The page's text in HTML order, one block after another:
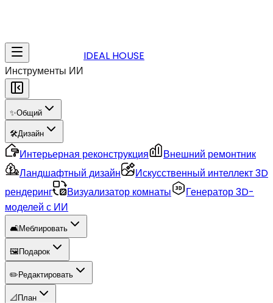
IDEAL HOUSE
Инструменты ИИ
✨Общий
🛠️Дизайн
Интерьерная реконструкция
Внешний ремонтник
Ландшафтный дизайн
Искусственный интеллект 3D
рендеринг
Визуализатор комнаты
Генератор 3D-
моделей с ИИ
🛋️Меблировать
🖼️ Подарок
✏️ Редактировать
📐 План